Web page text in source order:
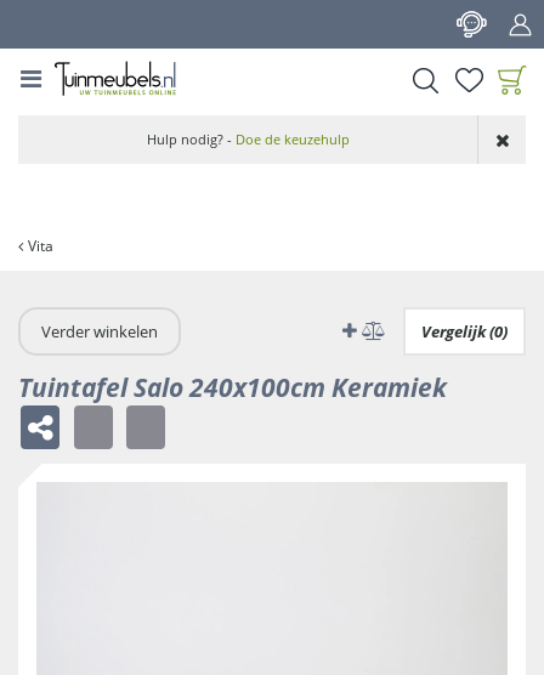
Vita
aan wensenlijst
Hulp nodig? - Doe de keuzehulp
Verder winkelen Vergelijk (0)
Tuintafel Salo 240x100cm Keramiek